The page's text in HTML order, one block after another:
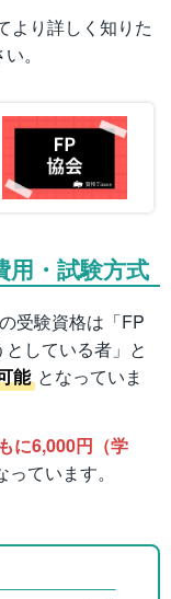
より詳しく知りた
。
用・試験方式
受験資格は「FP
している者」と
能 となっていま
に6,000円（学
っています。